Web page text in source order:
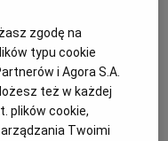
się trzymać
posiłek
dań do wyboru. A
zgodę na
typu cookie
i Agora S.A.
też w każdej
plików cookie,
Twoimi